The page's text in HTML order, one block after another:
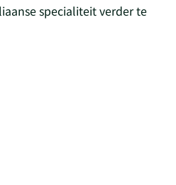
specialiteit verder te